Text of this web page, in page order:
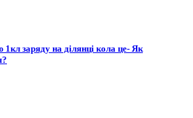
заряду на ділянці кола це- Як